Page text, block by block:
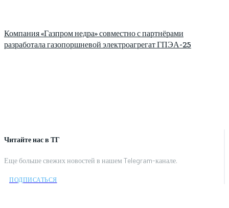
Читайте нас в ТГ
Еще больше свежих новостей в нашем Telegram-канале.
ПОДПИСАТЬСЯ
Компания «Газпром недра» совместно с партнёрами
разработала газопоршневой электроагрегат ГПЭА-25